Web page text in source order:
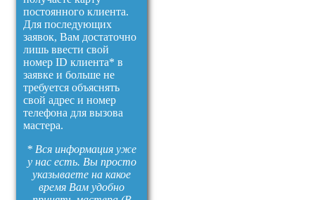
постоянного клиента.
Для последующих
заявок, Вам достаточно
лишь ввести свой
номер ID клиента* в
заявке и больше не
требуется объяснять
свой адрес и номер
телефона для вызова
мастера.
* Вся информация уже
у нас есть. Вы просто
указываете на какое
время Вам удобно